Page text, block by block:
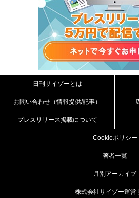
日刊サイゾーとは
お問い合わせ（情報提供/記事）
プレスリリース掲載について
Cookieポリシー
著者一覧
月別アーカイブ
株式会社サイゾー運営